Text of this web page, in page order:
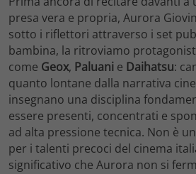
presa vera e propria, Aurora
sotto i riflettori attraverso i set
bambina, la ritroviamo
come Geox, Paluani e Daihatsu:
quanto lontane dalla narrativa
insegnano una disciplina
essere presenti, concentrati e
ad alta pressione tecnica. Non è
per i talenti precoci del cinema
significativo che Aurora non si